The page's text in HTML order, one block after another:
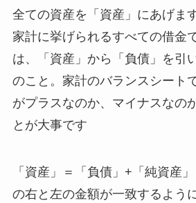
全ての資産を「資産」にあげま
家計に挙げられるすべての借金
は、「資産」から「負債」を引
のこと。家計のバランスシート
がプラスなのか、マイナスなの
とが大事です
「資産」＝「負債」+「純資産
の右と左の金額が一致するよう